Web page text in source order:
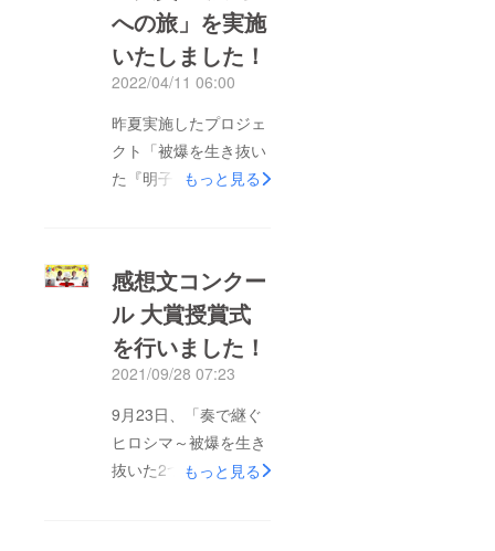
への旅」を実施
いたしました！
2022/04/11 06:00
昨夏実施したプロジェ
クト「被爆を生き抜い
た『明子さんのピア
上げます。8月6日のオ
ンラインイベント「奏
で継ぐヒロシマ～被爆
を生き抜いた2つの楽
記念公園レストハウス
所蔵の「明子さんのピ
アノ」と広島女学院歴
もっと見る
感想文コンクー
ル 大賞授賞式
を行いました！
2021/09/28 07:23
9月23日、「奏で継ぐ
ヒロシマ～被爆を生き
抜いた2つの楽器」感
もっと見る